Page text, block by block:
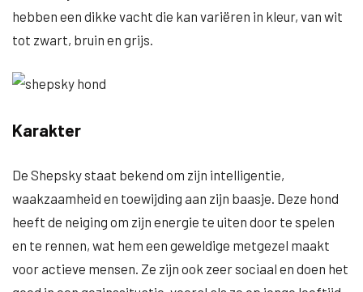
hebben een dikke vacht die kan variëren in kleur, van wit
tot zwart, bruin en grijs.
Karakter
De Shepsky staat bekend om zijn intelligentie,
waakzaamheid en toewijding aan zijn baasje. Deze hond
heeft de neiging om zijn energie te uiten door te spelen
en te rennen, wat hem een geweldige metgezel maakt
voor actieve mensen. Ze zijn ook zeer sociaal en doen het